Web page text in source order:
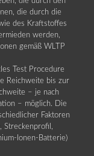
die durch die
des Kraftstoffes
werden,
gemäß WLTP
Test Procedure
Reichweite bis zur
– je nach
– möglich. Die
Faktoren
Ionen-Batterie)